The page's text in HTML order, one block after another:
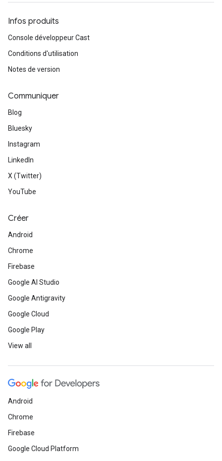
Infos produits
Console développeur Cast
Conditions d'utilisation
Notes de version
Communiquer
Blog
Bluesky
Instagram
LinkedIn
X (Twitter)
YouTube
Créer
Android
Chrome
Firebase
Google AI Studio
Google Antigravity
Google Cloud
Google Play
View all
Android
Chrome
Firebase
Google Cloud Platform